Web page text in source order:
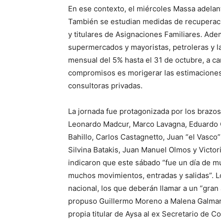
En ese contexto, el miércoles Massa
También se estudian medidas de
y titulares de Asignaciones Familiares.
supermercados y mayoristas, petroleras y
mensual del 5% hasta el 31 de octubre, a
compromisos es morigerar las
consultoras privadas.
La jornada fue protagonizada por los
Leonardo Madcur, Marco Lavagna,
Bahillo, Carlos Castagnetto, Juan “el
Silvina Batakis, Juan Manuel Olmos y
indicaron que este sábado “fue un día de
muchos movimientos, entradas y salidas”.
nacional, los que deberán llamar a un
propuso Guillermo Moreno a Malena
propia titular de Aysa al ex Secretario de